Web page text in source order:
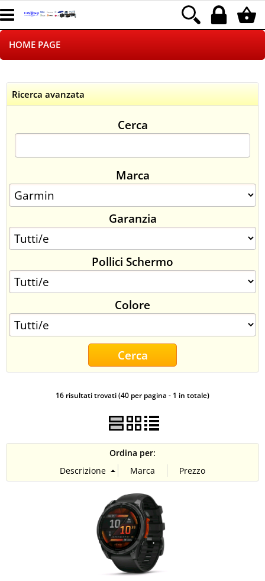
HOME PAGE
LOGISTICA
NEGOZI ON LINE
SINCRONIZZATI CON NOI
SPEDIZIONI
CONTATTI
Ricerca avanzata
Cerca
Marca
Garanzia
Pollici Schermo
Colore
16 risultati trovati (40 per pagina - 1 in totale)
Ordina per: